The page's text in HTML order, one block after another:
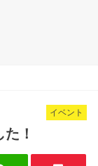
イベント
！